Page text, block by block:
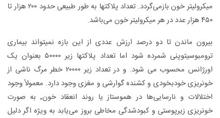
میکرولیتر خون بازمی‌گردد. تعداد پلاکتها به طور طبیعی حدود ۲۰۰ هزار تا
۴۵۰ هزار عدد در هر میکرولیتر خون می‌باشد.
بیرون ماندن تا دو درصد ارزش عددی از این بازه نمیتواند بیماری
ترومبوسیتوپنی شمرده شود اما تعداد پلاکتها زیر ۵۰۰۰۰ بعنوان یک
اورژانس محسوب می شود. و در تعداد زیر ۲۰۰۰۰ خطر مرگ ناشی از
خونریزی خودبخودی و کشنده گوارشی و مغزی وجود دارد. معمولاً وجود
اختلالات و نارسایی‌ها در هموستاز یا روند انعقاد خون٬ به صورت
خونریزی زیرپوستی و کبودشدگی مخاطی بروز می‌یابد به ویژه اگر دلیل